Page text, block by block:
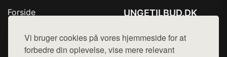
Vi bruger cookies på vores hjemmeside for at
forbedre din oplevelse, vise mere relevant
Forside
Top Rabatter
Blog
UNGETILBUD.DK
Mail: hej@want.dk